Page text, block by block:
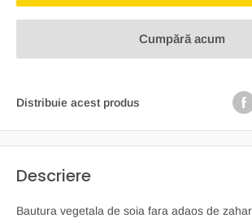
Cumpără acum
Distribuie acest produs
Descriere
Bautura vegetala de soia fara adaos de